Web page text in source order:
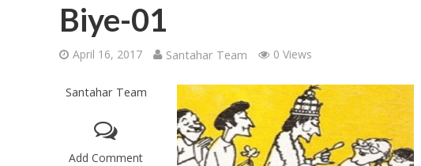
Biye-01
April 16, 2017 Santahar Team 0 Views
Santahar Team
Add Comment